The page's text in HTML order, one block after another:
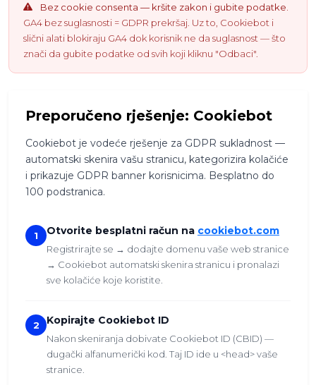
Bez cookie consenta — kršite zakon i gubite podatke.
GA4 bez suglasnosti = GDPR prekršaj. Uz to, Cookiebot i
slični alati blokiraju GA4 dok korisnik ne da suglasnost — što
znači da gubite podatke od svih koji kliknu "Odbaci".
Preporučeno rješenje: Cookiebot
Cookiebot je vodeće rješenje za GDPR sukladnost —
automatski skenira vašu stranicu, kategorizira kolačiće
i prikazuje GDPR banner korisnicima. Besplatno do
100 podstranica.
1 Otvorite besplatni račun na cookiebot.com
Registrirajte se → dodajte domenu vaše web stranice
→ Cookiebot automatski skenira stranicu i pronalazi
sve kolačiće koje koristite.
2 Kopirajte Cookiebot ID
Nakon skeniranja dobivate Cookiebot ID (CBID) —
dugački alfanumerički kod. Taj ID ide u <head> vaše
stranice.